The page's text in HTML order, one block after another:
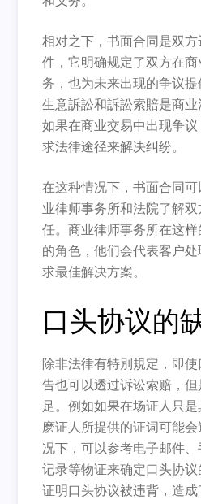
相对之下，书面合同是双
件，它明确规定了双方在
务，也为未来出现的争议提
生意訴訟和訴訟索賠是商业
如果在商业交易中出现争
求法律途径来解决纠纷。
在这种情况下，书面合同
业律师事务所和法院了解
任。商业律师事务所在这
的角色，他们会代表客户
求最佳解决方案。
口头协议的
除非法律有特別規定，即
告也可以透过诉讼索赔，
足。例如如果在场证人只
麽证人所提供的证词可能
况下，可以参考电子邮件
记录等物证来确定口头协
证明口头协议被违背，造